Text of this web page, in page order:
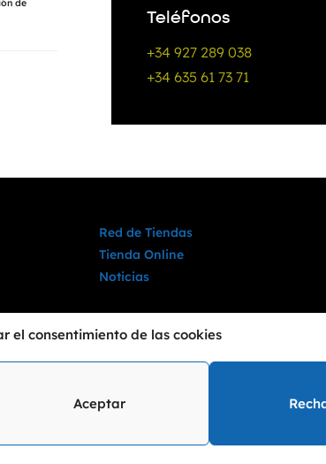
el consentimiento de las cookies
Aceptar
de
Teléfonos
+34 927 289 038
+34 635 61 73 71
Red de Tiendas
Tienda Online
Noticias